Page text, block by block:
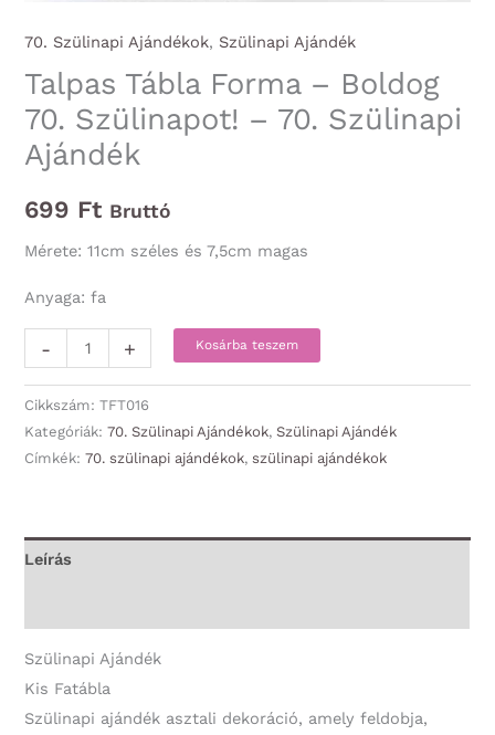
70. Szülinapi Ajándékok, Szülinapi Ajándék
Talpas Tábla Forma – Boldog
70. Szülinapot! – 70. Szülinapi
Ajándék
699 Ft Bruttó
Mérete: 11cm széles és 7,5cm magas
Anyaga: fa
-
Tábla
Forma
-
Boldog
-
mennyiség
+ Kosárba teszem
Cikkszám:TFT016
Kategóriák:70. Szülinapi Ajándékok,Szülinapi Ajándék
Címkék:70. szülinapi ajándékok,szülinapi ajándékok
Leírás
Szülinapi Ajándék
Kis Fatábla
Szülinapi ajándék asztali dekoráció, amely feldobja,